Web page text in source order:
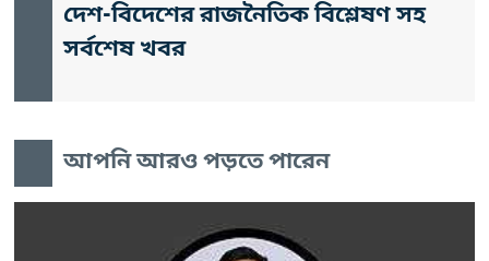
দেশ-বিদেশের রাজনৈতিক বিশ্লেষণ সহ
সর্বশেষ খবর
আপনি আরও পড়তে পারেন